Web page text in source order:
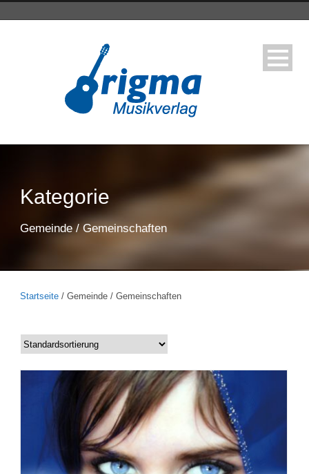
Kategorie
Gemeinde / Gemeinschaften
Startseite / Gemeinde / Gemeinschaften